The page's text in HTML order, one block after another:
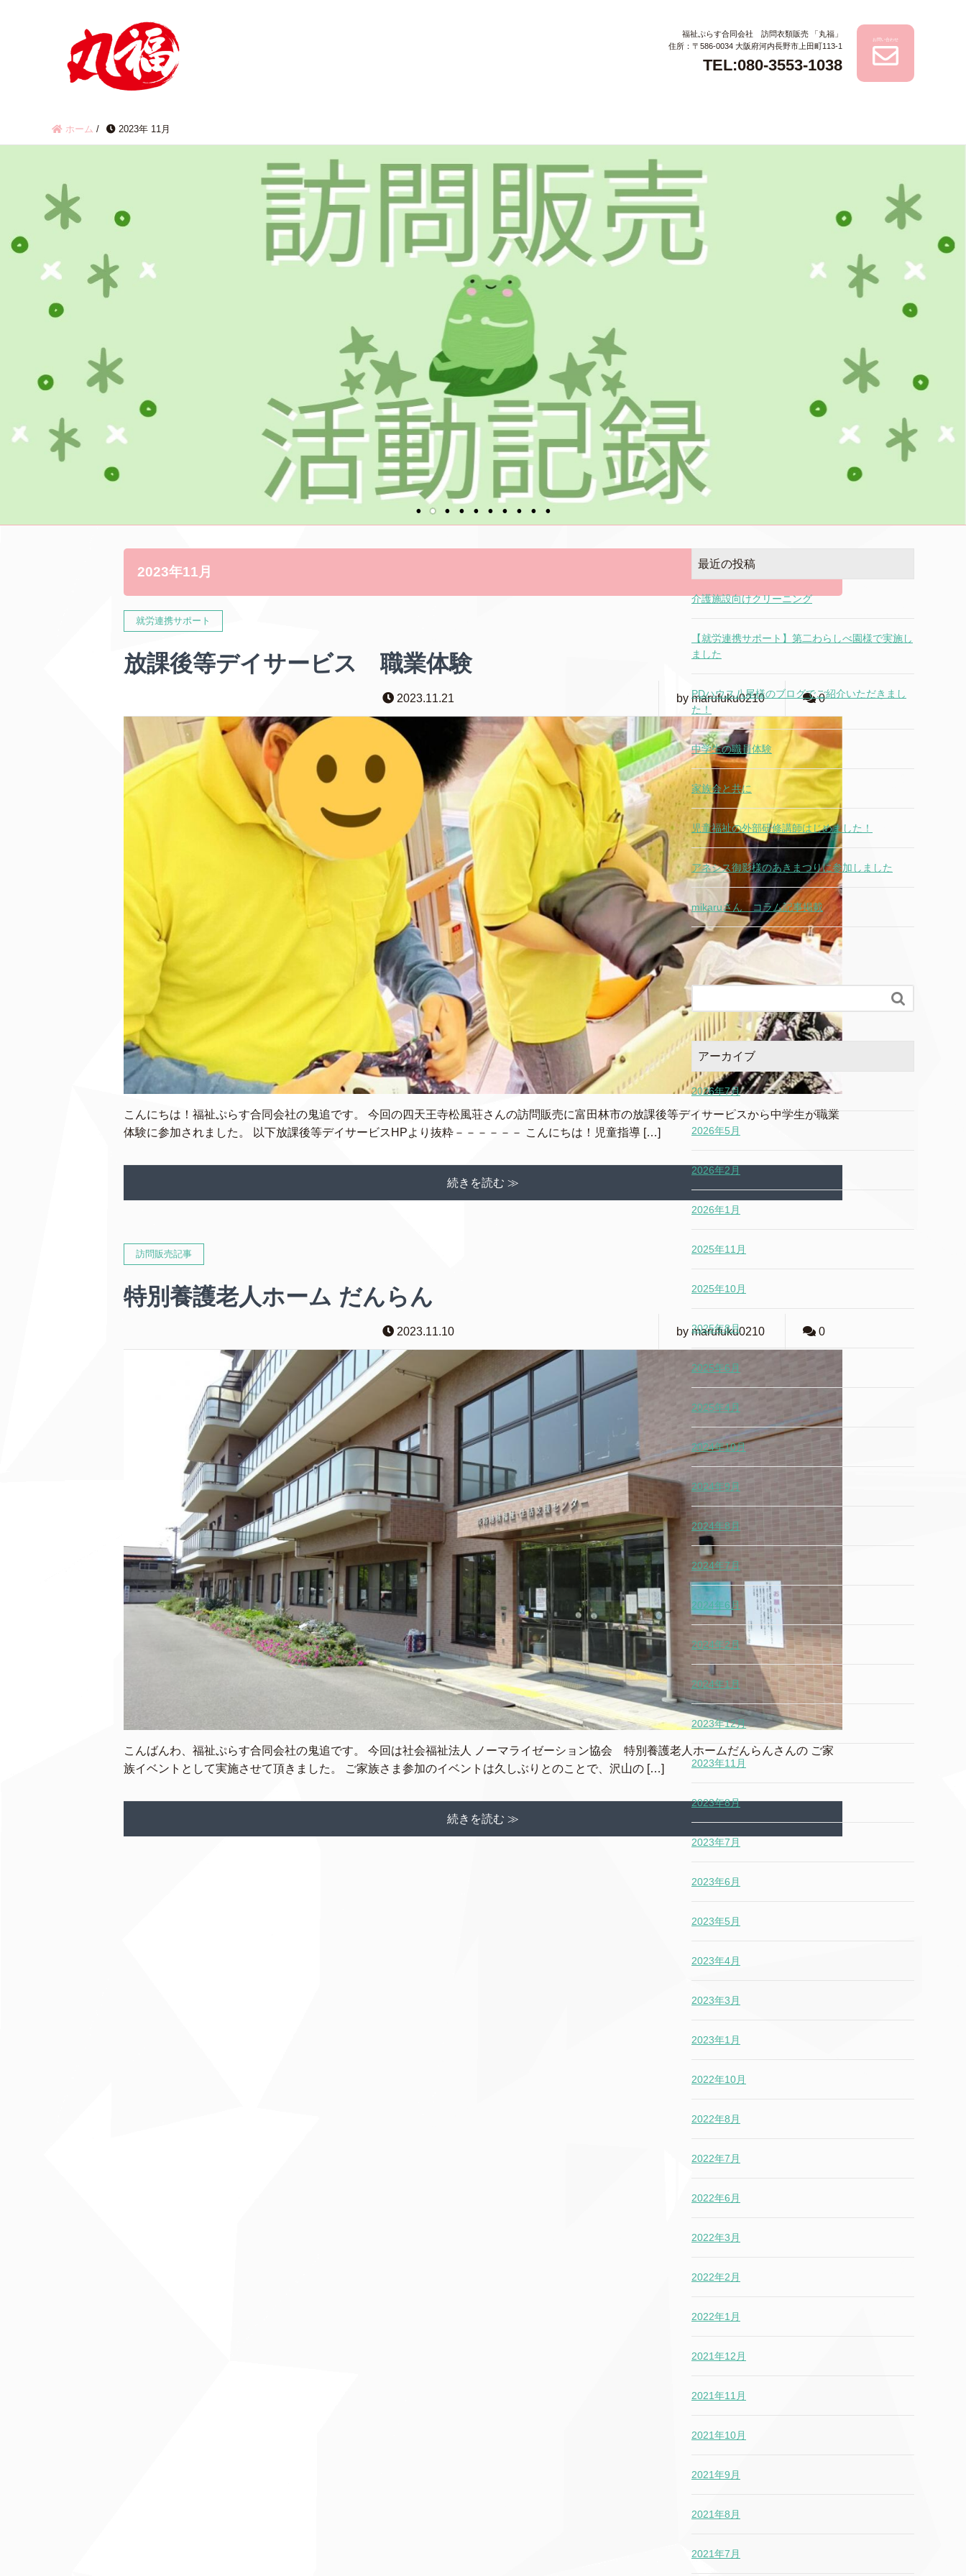
福祉ぷらす合同会社 訪問衣類販売 「丸福」
住所：〒586-0034 大阪府河内長野市上田町113-1
TEL:080-3553-1038
お問い合わせ
ホーム / 2023年 11月
2023年11月
就労連携サポート
放課後等デイサービス 職業体験
2023.11.21 by marufuku0210 0
こんにちは！福祉ぷらす合同会社の鬼追です。 今回の四天王寺松風荘さんの訪問販売に富田林市の放課後等デイサービスから中学生が職業
体験に参加されました。 以下放課後等デイサービスHPより抜粋－－－－－－ こんにちは！児童指導 […]
続きを読む ≫
訪問販売記事
特別養護老人ホーム だんらん
2023.11.10 by marufuku0210 0
こんばんわ、福祉ぷらす合同会社の鬼追です。 今回は社会福祉法人 ノーマライゼーション協会 特別養護老人ホームだんらんさんの ご家
族イベントとして実施させて頂きました。 ご家族さま参加のイベントは久しぶりとのことで、沢山の […]
続きを読む ≫
最近の投稿
介護施設向けクリーニング
【就労連携サポート】第二わらしべ園様で実施し
ました
PDハウス八尾様のブログでご紹介いただきまし
た！
中学生の職員体験
家族会と共に
児童福祉の外部研修講師はじめました！
アネシス御影様のあきまつりに参加しました
mikaruさん コラム記事掲載

アーカイブ
2026年7月
2026年5月
2026年2月
2026年1月
2025年11月
2025年10月
2025年8月
2025年6月
2025年4月
2024年10月
2024年9月
2024年8月
2024年7月
2024年6月
2024年2月
2024年1月
2023年12月
2023年11月
2023年8月
2023年7月
2023年6月
2023年5月
2023年4月
2023年3月
2023年1月
2022年10月
2022年8月
2022年7月
2022年6月
2022年3月
2022年2月
2022年1月
2021年12月
2021年11月
2021年10月
2021年9月
2021年8月
2021年7月